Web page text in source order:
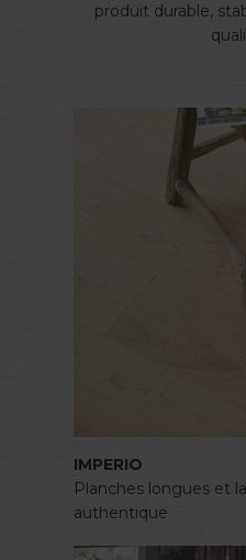
produit durable,
IMPERIO
Planches longues et
authentique